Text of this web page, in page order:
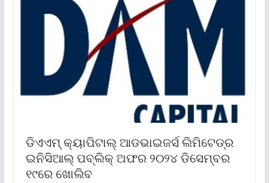
ଡିଏଏମ୍ କ୍ୟାପିଟାଲ୍ ଆଡଭାଇଜର୍ସ ଲିମିଟେଡ୍‌ର
ଇନିସିଆଲ୍ ପବ୍ଲିକ୍ ଅଫର ୨୦୨୪ ଡିସେମ୍ବର
୧୯ରେ ଖୋଲିବ